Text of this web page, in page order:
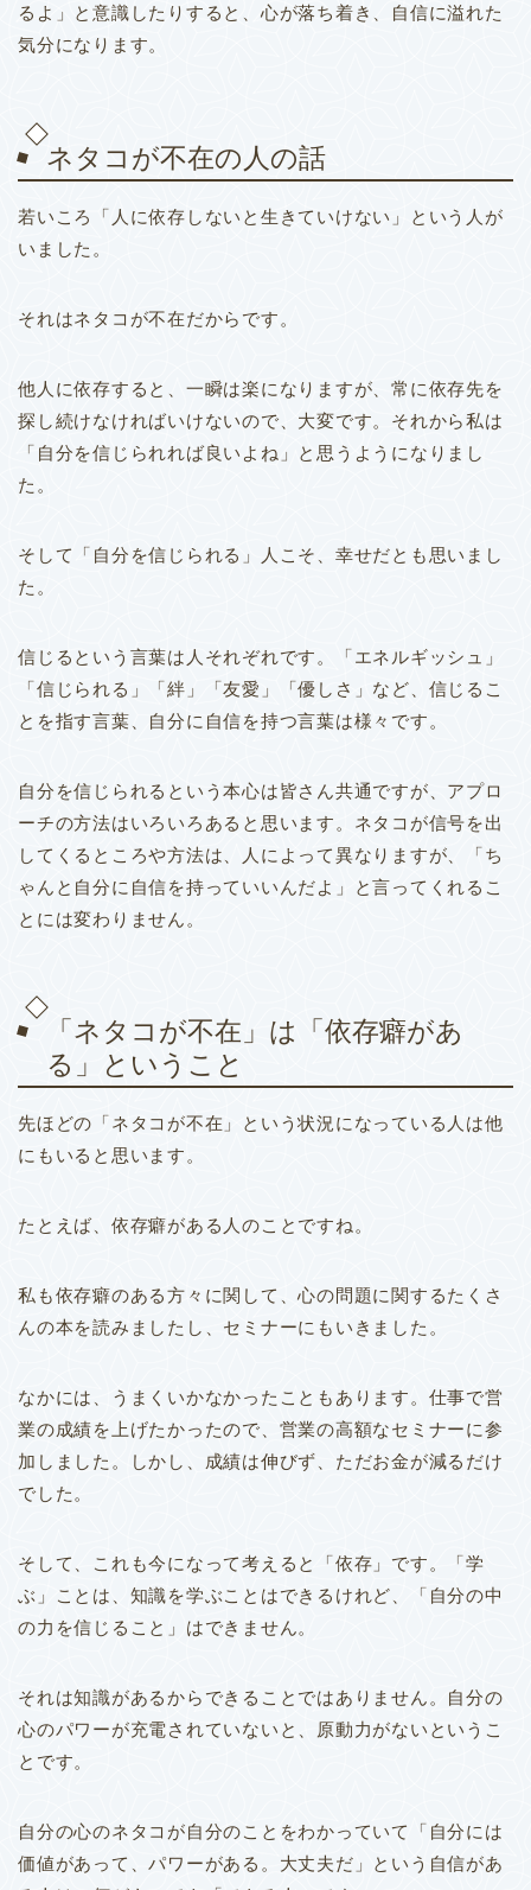
るよ」と意識したりすると、心が落ち着き、自信に溢れた
気分になります。
ネタコが不在の人の話
若いころ「人に依存しないと生きていけない」という人が
いました。
それはネタコが不在だからです。
他人に依存すると、一瞬は楽になりますが、常に依存先を
探し続けなければいけないので、大変です。それから私は
「自分を信じられれば良いよね」と思うようになりまし
た。
そして「自分を信じられる」人こそ、幸せだとも思いまし
た。
信じるという言葉は人それぞれです。「エネルギッシュ」
「信じられる」「絆」「友愛」「優しさ」など、信じるこ
とを指す言葉、自分に自信を持つ言葉は様々です。
自分を信じられるという本心は皆さん共通ですが、アプロ
ーチの方法はいろいろあると思います。ネタコが信号を出
してくるところや方法は、人によって異なりますが、「ち
ゃんと自分に自信を持っていいんだよ」と言ってくれるこ
とには変わりません。
「ネタコが不在」は「依存癖があ
る」ということ
先ほどの「ネタコが不在」という状況になっている人は他
にもいると思います。
たとえば、依存癖がある人のことですね。
私も依存癖のある方々に関して、心の問題に関するたくさ
んの本を読みましたし、セミナーにもいきました。
なかには、うまくいかなかったこともあります。仕事で営
業の成績を上げたかったので、営業の高額なセミナーに参
加しました。しかし、成績は伸びず、ただお金が減るだけ
でした。
そして、これも今になって考えると「依存」です。「学
ぶ」ことは、知識を学ぶことはできるけれど、「自分の中
の力を信じること」はできません。
それは知識があるからできることではありません。 自分の
心のパワーが充電されていないと、原動力がないというこ
とです。
自分の心のネタコが自分のことをわかっていて「自分には
価値があって、パワーがある。大丈夫だ」という自信があ